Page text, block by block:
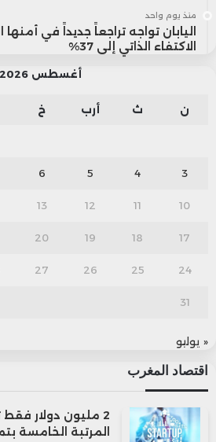
منذ يوم واحد
اليابان تواجه تراجعاً جديداً في
الاكتفاء الذاتي إلى 37%
أغسطس 2026
ن ث أرب خ
3
4
5
6
10
11
12
13
17
18
19
20
24
25
26
27
31
« يوليو
اقتصاد المغرب
2 مليون دولار
المرتبة الخامسة